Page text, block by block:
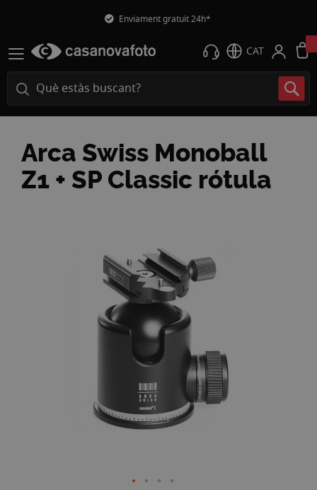
Enviament gratuït 24h*
CAT
Arca Swiss Monoball
Z1 + SP Classic rótula